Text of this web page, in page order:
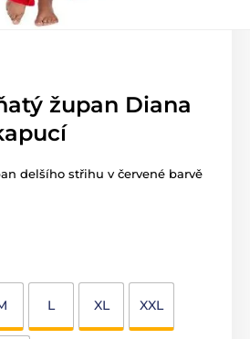
župan Diana
delšího střihu v červené barvě
L XL XXL